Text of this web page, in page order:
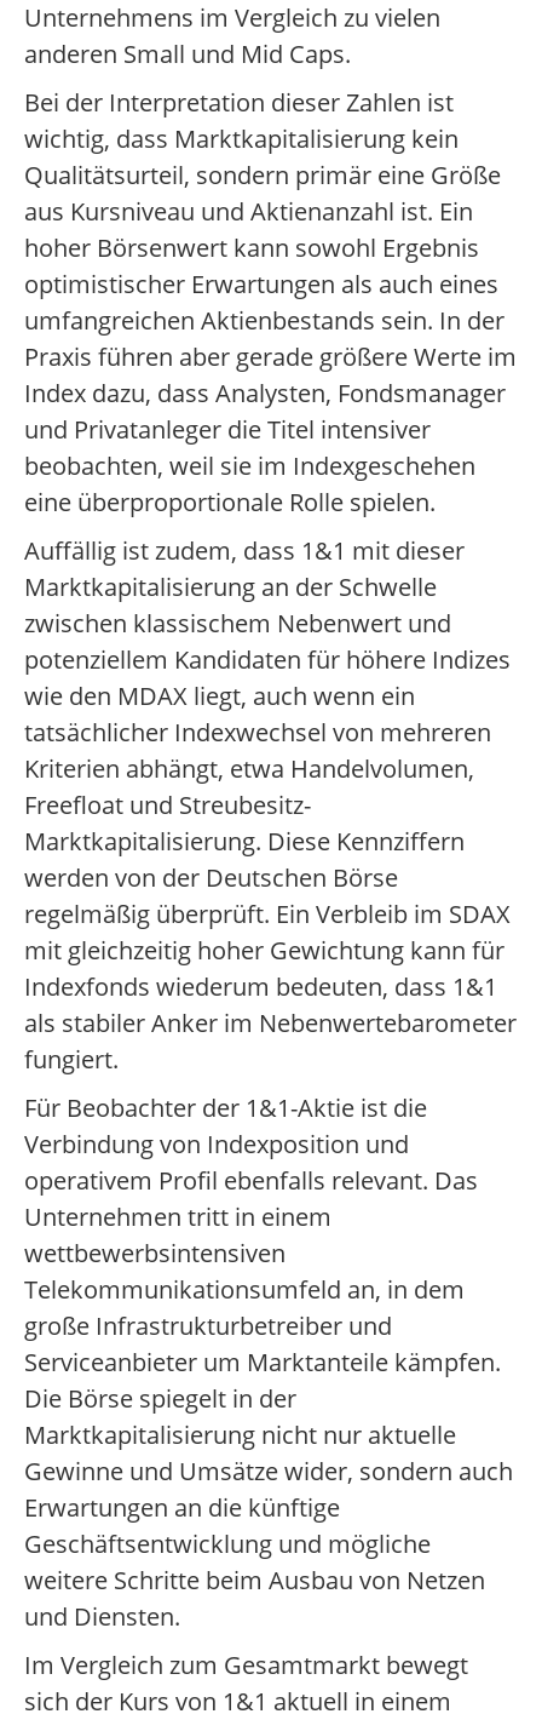
Unternehmens im Vergleich zu vielen
anderen Small und Mid Caps.
Bei der Interpretation dieser Zahlen ist
wichtig, dass Marktkapitalisierung kein
Qualitätsurteil, sondern primär eine Größe
aus Kursniveau und Aktienanzahl ist. Ein
hoher Börsenwert kann sowohl Ergebnis
optimistischer Erwartungen als auch eines
umfangreichen Aktienbestands sein. In der
Praxis führen aber gerade größere Werte im
Index dazu, dass Analysten, Fondsmanager
und Privatanleger die Titel intensiver
beobachten, weil sie im Indexgeschehen
eine überproportionale Rolle spielen.
Auffällig ist zudem, dass 1&1 mit dieser
Marktkapitalisierung an der Schwelle
zwischen klassischem Nebenwert und
potenziellem Kandidaten für höhere Indizes
wie den MDAX liegt, auch wenn ein
tatsächlicher Indexwechsel von mehreren
Kriterien abhängt, etwa Handelvolumen,
Freefloat und Streubesitz-
Marktkapitalisierung. Diese Kennziffern
werden von der Deutschen Börse
regelmäßig überprüft. Ein Verbleib im SDAX
mit gleichzeitig hoher Gewichtung kann für
Indexfonds wiederum bedeuten, dass 1&1
als stabiler Anker im Nebenwertebarometer
fungiert.
Für Beobachter der 1&1-Aktie ist die
Verbindung von Indexposition und
operativem Profil ebenfalls relevant. Das
Unternehmen tritt in einem
wettbewerbsintensiven
Telekommunikationsumfeld an, in dem
große Infrastrukturbetreiber und
Serviceanbieter um Marktanteile kämpfen.
Die Börse spiegelt in der
Marktkapitalisierung nicht nur aktuelle
Gewinne und Umsätze wider, sondern auch
Erwartungen an die künftige
Geschäftsentwicklung und mögliche
weitere Schritte beim Ausbau von Netzen
und Diensten.
Im Vergleich zum Gesamtmarkt bewegt
sich der Kurs von 1&1 aktuell in einem